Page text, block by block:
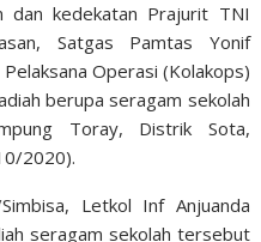
dan kedekatan Prajurit TNI
Satgas Pamtas Yonif
Operasi (Kolakops)
berupa seragam sekolah
Toray, Distrik Sota,
2020).
Letkol Inf Anjuanda
seragam sekolah tersebut